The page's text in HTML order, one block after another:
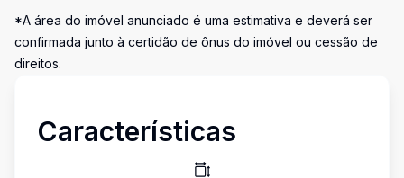
*A área do imóvel anunciado é uma estimativa e deverá ser
confirmada junto à certidão de ônus do imóvel ou cessão de
direitos.
Características